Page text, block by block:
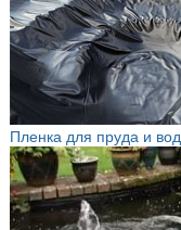
Пленка для пруда и